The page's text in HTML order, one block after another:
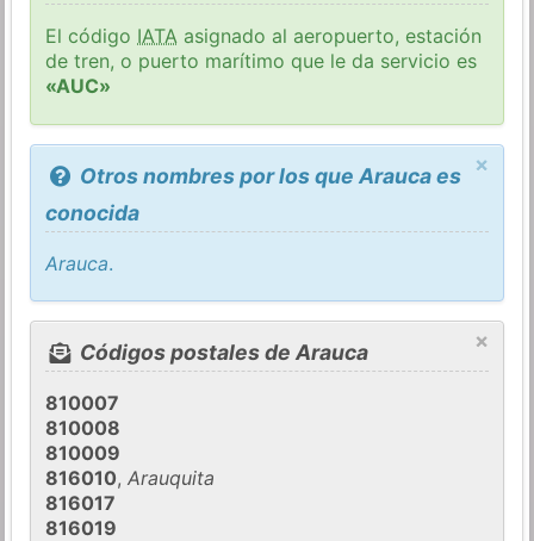
El código IATA asignado al aeropuerto, estación
de tren, o puerto marítimo que le da servicio es
«AUC»
×
Otros nombres por los que Arauca es
conocida
Arauca.
×
Códigos postales de Arauca
810007
810008
810009
816010,Arauquita
816017
816019